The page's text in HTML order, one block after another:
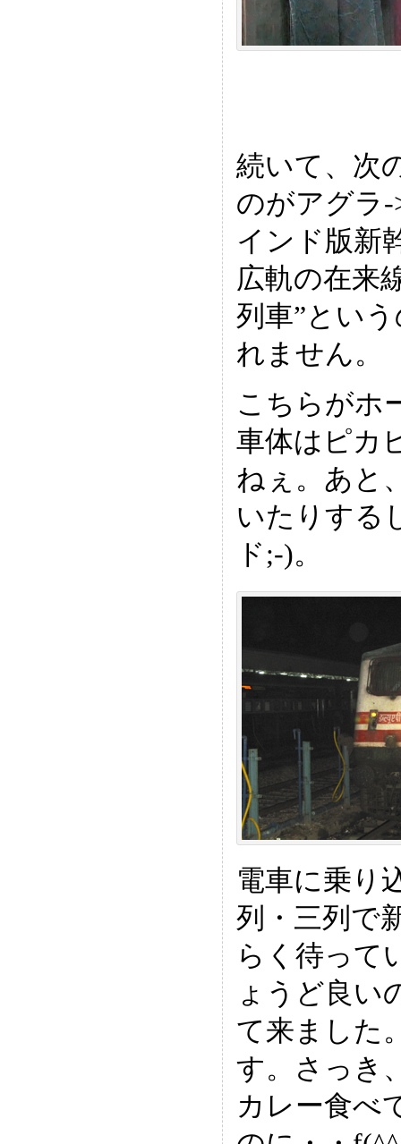
続いて、次
のがアグラ
インド版新
広軌の在来
列車”とい
れません。
こちらがホ
車体はピカ
ねぇ。あと
いたりする
ド;-)。
電車に乗り
列・三列で
らく待って
ょうど良い
て来ました
す。さっき
カレー食べ